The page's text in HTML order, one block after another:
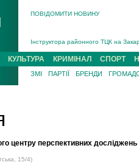
ПОВІДОМИТИ НОВИНУ
Інструктора районного ТЦК на
В Ужгороді попрощаються із
В Ужгороді 5 серпня
Підтвердили загибель захисника
КУЛЬТУРА КРИМІНАЛ СПОРТ
ЗМІ ПАРТІЇ БРЕНДИ
центру перспективних досліджень
15/4)